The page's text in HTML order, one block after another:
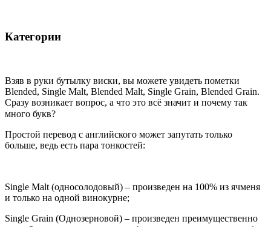
Категории
Взяв в руки бутылку виски, вы можете увидеть пометки
Blended, Single Malt, Blended Malt, Single Grain, Blended Grain.
Сразу возникает вопрос, а что это всё значит и почему так
много букв?⠀
Простой перевод с английского может запутать только
больше, ведь есть пара тонкостей:
Single Malt (односолодовый) – произведен на 100% из ячменя
и только на одной винокурне;
Single Grain (Однозерновой) – произведен преимущественно